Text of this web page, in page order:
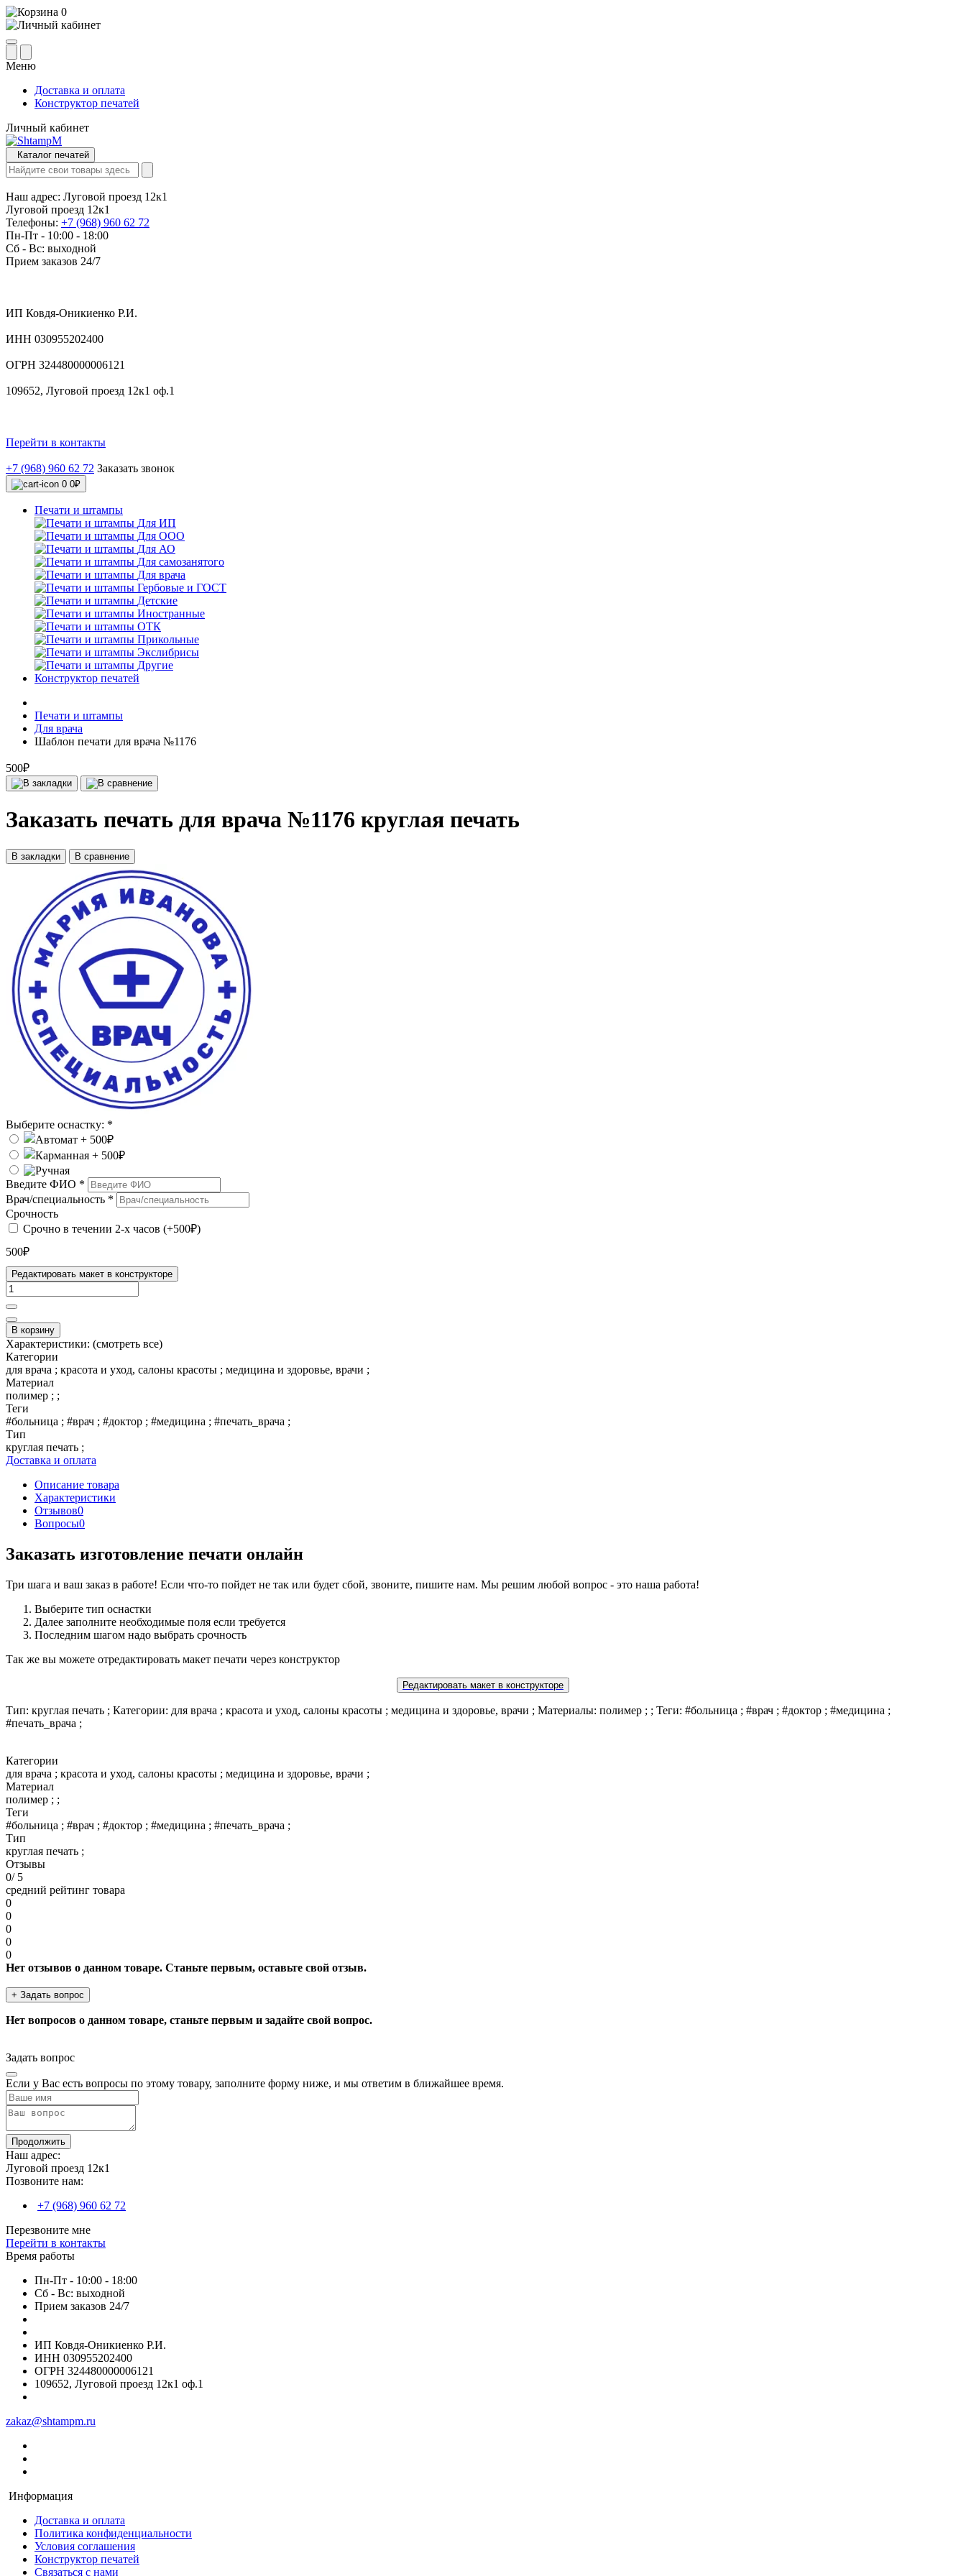
0
Меню
Доставка и оплата
Конструктор печатей
Личный кабинет
Каталог печатей
Наш адрес: Луговой проезд 12к1
Луговой проезд 12к1
Телефоны: +7 (968) 960 62 72
Пн-Пт - 10:00 - 18:00
Сб - Вс: выходной
Прием заказов 24/7
ИП Ковдя-Оникиенко Р.И.
ИНН 030955202400
ОГРН 324480000006121
109652, Луговой проезд 12к1 оф.1
Перейти в контакты
+7 (968) 960 62 72 Заказать звонок
0 0₽
Печати и штампы
Для ИП
Для ООО
Для АО
Для самозанятого
Для врача
Гербовые и ГОСТ
Детские
Иностранные
ОТК
Прикольные
Экслибрисы
Другие
Конструктор печатей
Печати и штампы
Для врача
Шаблон печати для врача №1176
500₽
Заказать печать для врача №1176 круглая печать
В закладки В сравнение
Выберите оснастку: *
Введите ФИО *
Врач/специальность *
Срочность
Срочно в течении 2-х часов (+500₽)
500₽
Редактировать макет в конструкторе
В корзину
Характеристики: (смотреть все)
Категории
для врача ; красота и уход, салоны красоты ; медицина и здоровье, врачи ;
Материал
полимер ; ;
Теги
#больница ; #врач ; #доктор ; #медицина ; #печать_врача ;
Тип
круглая печать ;
Доставка и оплата
Описание товара
Характеристики
Отзывов0
Вопросы0
Заказать изготовление печати онлайн
Три шага и ваш заказ в работе! Если что-то пойдет не так или будет сбой, звоните, пишите нам. Мы решим любой вопрос - это наша работа!
Выберите тип оснастки
Далее заполните необходимые поля если требуется
Последним шагом надо выбрать срочность
Так же вы можете отредактировать макет печати через конструктор
Редактировать макет в конструкторе
Тип: круглая печать ; Категории: для врача ; красота и уход, салоны красоты ; медицина и здоровье, врачи ; Материалы: полимер ; ; Теги: #больница ; #врач ; #доктор ; #медицина ;
#печать_врача ;
Категории
для врача ; красота и уход, салоны красоты ; медицина и здоровье, врачи ;
Материал
полимер ; ;
Теги
#больница ; #врач ; #доктор ; #медицина ; #печать_врача ;
Тип
круглая печать ;
Отзывы
0/ 5
средний рейтинг товара
0
0
0
0
0
Нет отзывов о данном товаре. Станьте первым, оставьте свой отзыв.
+ Задать вопрос
Нет вопросов о данном товаре, станьте первым и задайте свой вопрос.
Задать вопрос
Если у Вас есть вопросы по этому товару, заполните форму ниже, и мы ответим в ближайшее время.
Продолжить
Наш адрес:
Луговой проезд 12к1
Позвоните нам:
+7 (968) 960 62 72
Перезвоните мне
Перейти в контакты
Время работы
Пн-Пт - 10:00 - 18:00
Сб - Вс: выходной
Прием заказов 24/7
ИП Ковдя-Оникиенко Р.И.
ИНН 030955202400
ОГРН 324480000006121
109652, Луговой проезд 12к1 оф.1
zakaz@shtampm.ru
Информация
Доставка и оплата
Политика конфиденциальности
Условия соглашения
Конструктор печатей
Связаться с нами